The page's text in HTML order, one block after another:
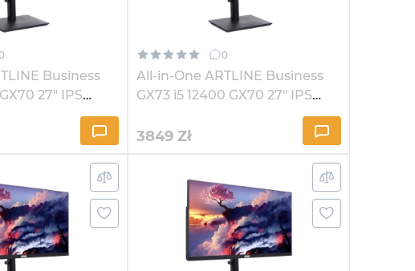
Business
27" IPS
0
All-in-One ARTLINE Business
GX73 i5 12400 GX70 27" IPS
3849 Zł